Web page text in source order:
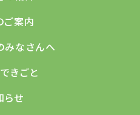
ご案内
みなさんへ
きごと
らせ